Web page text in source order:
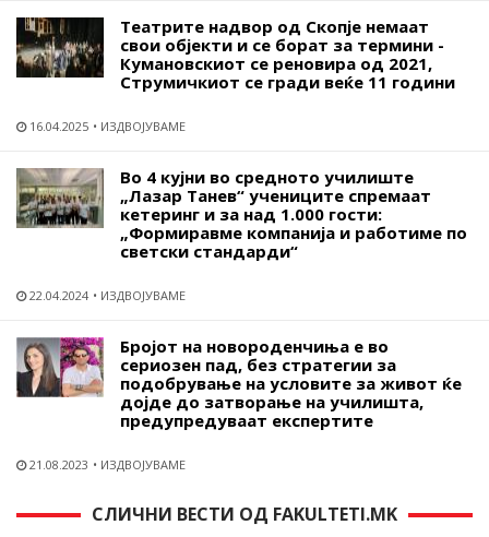
Театрите надвор од Скопје немаат
свои објекти и се борат за термини -
Кумановскиот се реновира од 2021,
Струмичкиот се гради веќе 11 години
16.04.2025 ИЗДВОЈУВАМЕ
Во 4 кујни во средното училиште
„Лазар Танев“ учениците спремаат
кетеринг и за над 1.000 гости:
„Формиравме компанија и работиме по
светски стандарди“
22.04.2024 ИЗДВОЈУВАМЕ
Бројот на новороденчиња е во
сериозен пад, без стратегии за
подобрување на условите за живот ќе
дојде до затворање на училишта,
предупредуваат експертите
21.08.2023 ИЗДВОЈУВАМЕ
СЛИЧНИ ВЕСТИ ОД FAKULTETI.MK